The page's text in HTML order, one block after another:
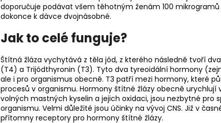
doporučuje podávat všem těhotným ženám 100
dokonce k dávce dvojnásobné.
Jak to celé funguje?
Štítná žláza vychytává z těla jód, z kterého následně tvoří
(T4) a Trijódthyronin (T3). Tyto dva tyreoidální hormony
ale i pro organismus obecně. T3 patří mezi hormony, které
procesů v organismu. Hormony štítné žlázy obecně
volných mastných kyselin a jejich oxidaci, jsou nezbytné
organismu. Velmi důležité jsou účinky na vývoj CNS. Již v
přítomny receptory pro hormony štítné žlázy.